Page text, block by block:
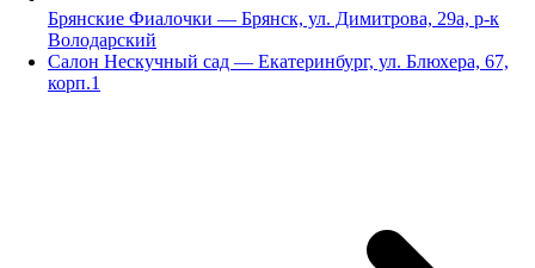
Брянские Фиалочки — Брянск, ул. Димитрова, 29а, р-к
Володарский
Салон Нескучный сад — Екатеринбург, ул. Блюхера, 67,
корп.1